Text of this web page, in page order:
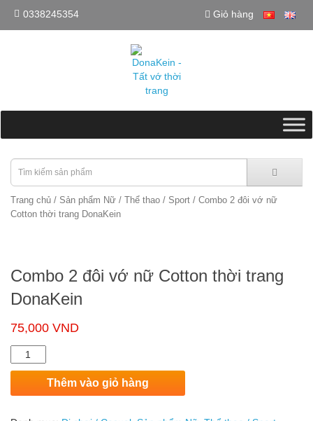
0338245354 Giỏ hàng
Trang chủ / Sản phẩm Nữ / Thể thao / Sport / Combo 2 đôi vớ nữ
Cotton thời trang DonaKein
Combo 2 đôi vớ nữ Cotton thời trang
DonaKein
75,000 VND
lượng
Thêm vào giỏ hàng